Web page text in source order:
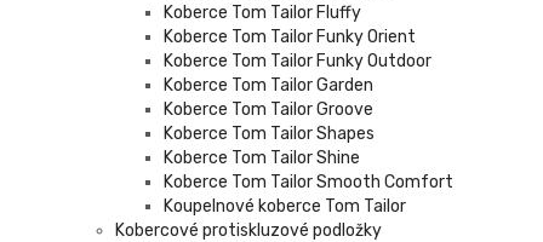
Koberce Tom Tailor Fluffy
Koberce Tom Tailor Funky Orient
Koberce Tom Tailor Funky Outdoor
Koberce Tom Tailor Garden
Koberce Tom Tailor Groove
Koberce Tom Tailor Shapes
Koberce Tom Tailor Shine
Koberce Tom Tailor Smooth Comfort
Koupelnové koberce Tom Tailor
Kobercové protiskluzové podložky